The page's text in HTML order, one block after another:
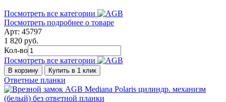
Посмотреть все категории
Посмотреть подробнее о товаре
Арт: 45797
1 820 руб.
Кол-во
Посмотреть все категории
В корзину Купить в 1 клик
Ответные планки